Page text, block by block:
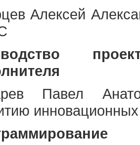
Алексей
Павел